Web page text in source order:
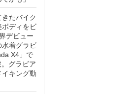
たバイク
ボディをビ
デビュー
水着グラビ
X4」で
グラビア
キング動